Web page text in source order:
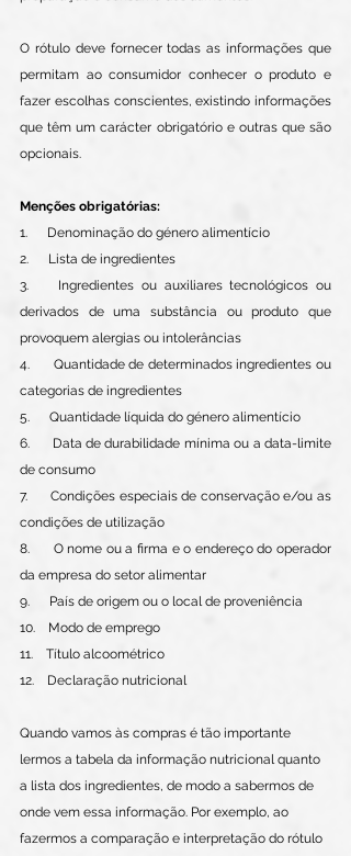
O rótulo deve fornecer todas as informações que
permitam ao consumidor conhecer o produto e
fazer escolhas conscientes, existindo informações
que têm um carácter obrigatório e outras que são
opcionais.
Menções obrigatórias:
1.      Denominação do género alimentício
2.      Lista de ingredientes
3.    Ingredientes ou auxiliares tecnológicos ou
derivados de uma substância ou produto que
provoquem alergias ou intolerâncias
4.      Quantidade de determinados ingredientes ou
categorias de ingredientes
5.      Quantidade líquida do género alimentício
6.      Data de durabilidade mínima ou a data-limite
de consumo
7.      Condições especiais de conservação e/ou as
condições de utilização
8.      O nome ou a firma e o endereço do operador
da empresa do setor alimentar
9.      País de origem ou o local de proveniência
10.    Modo de emprego
11.    Título alcoométrico
12.    Declaração nutricional
Quando vamos às compras é tão importante
lermos a tabela da informação nutricional quanto
a lista dos ingredientes, de modo a sabermos de
onde vem essa informação. Por exemplo, ao
fazermos a comparação e interpretação do rótulo